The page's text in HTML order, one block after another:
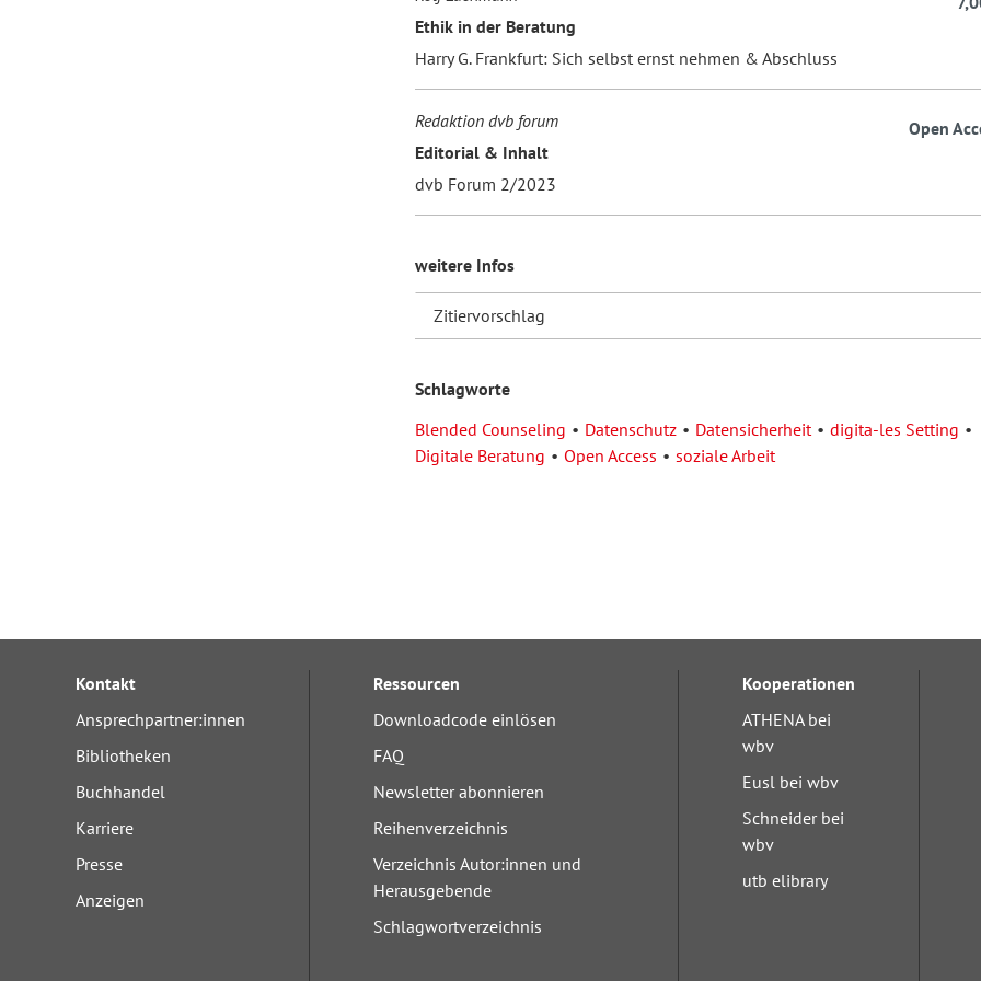
Ethik in der Beratung
Harry G. Frankfurt: Sich selbst ernst nehmen & Abschluss
Redaktion dvb forum
Editorial & Inhalt
dvb Forum 2/2023
Open
weitere Infos
Zitiervorschlag
Schlagworte
Blended Counseling
Datenschutz Datensicherheit
digita-les Setting
Digitale Beratung
Open Access soziale Arbeit
Kontakt
Ansprechpartner:innen
Bibliotheken
Buchhandel
Karriere
Presse
Anzeigen
Ressourcen
Downloadcode einlösen
FAQ
Newsletter abonnieren
Reihenverzeichnis
Verzeichnis Autor:innen und
Herausgebende
Schlagwortverzeichnis
Kooperationen
ATHENA bei
wbv
Eusl bei wbv
Schneider bei
wbv
utb elibrary